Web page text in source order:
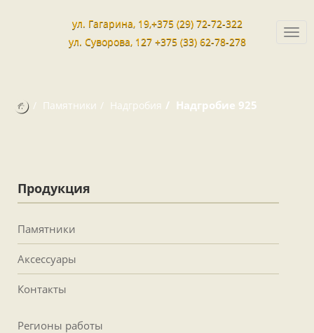
ул. Гагарина, 19,+375 (29) 72-72-322
ул. Суворова, 127 +375 (33) 62-78-278
Памятники Надгробия Надгробие 925
Продукция
Памятники
Аксессуары
Контакты
Регионы работы